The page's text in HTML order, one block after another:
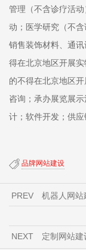
管理（不含诊疗活
动；医学研究（不
销售装饰材料、通
得在北京地区开展
的不得在北京地区
咨询；承办展览展
计；软件开发；供应
品牌网站建设
PREV 机器人网站
NEXT 定制网站